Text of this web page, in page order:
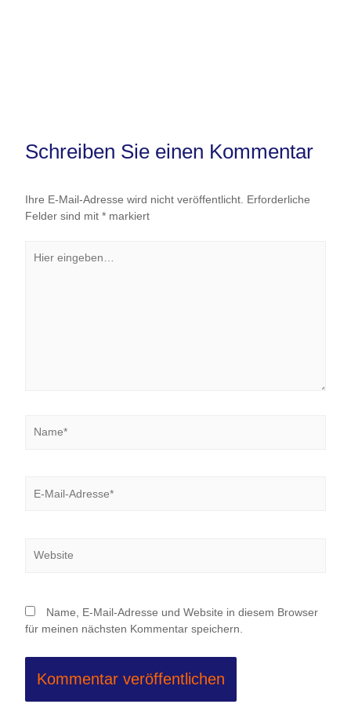
Schreiben Sie einen Kommentar
Ihre E-Mail-Adresse wird nicht veröffentlicht. Erforderliche
Felder sind mit *markiert
eingeben…
Mail-
Name, E-Mail-Adresse und Website in diesem Browser
für meinen nächsten Kommentar speichern.